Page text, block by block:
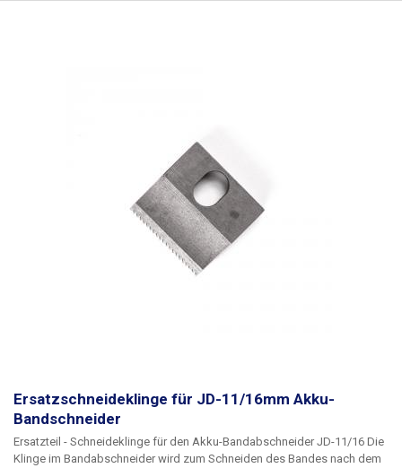
Ersatzschneideklinge für JD-11/16mm Akku-
Bandschneider
Ersatzteil - Schneideklinge für den Akku-Bandabschneider JD-11/16 Die
Klinge im Bandabschneider wird zum Schneiden des Bandes nach dem